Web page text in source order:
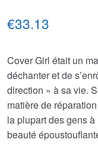
€33.13
Cover Girl était un
déchanter et de
direction » à sa vie.
matière de
la plupart des gens à
beauté